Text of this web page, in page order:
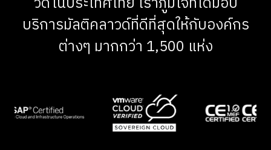
บริการมัลติคลาวด์ที่ดีที่สุดให้กับองค์กร
ต่างๆ มากกว่า 1,500 แห่ง